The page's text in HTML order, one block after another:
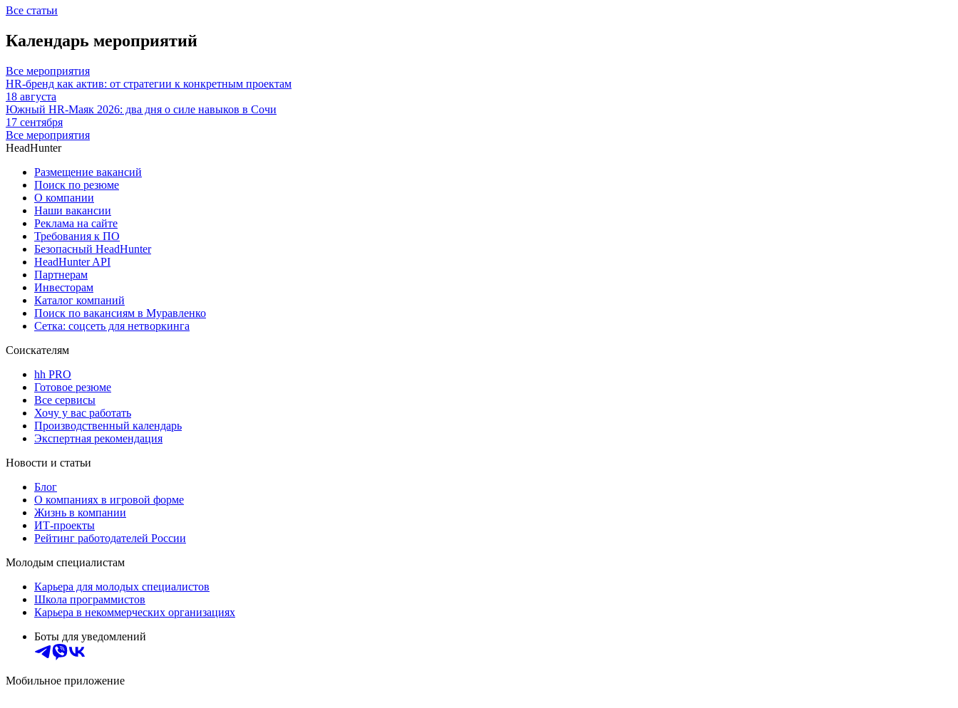
Все статьи
Календарь мероприятий
Все мероприятия
HR-бренд как актив: от стратегии к конкретным проектам
18 августа
Южный HR-Маяк 2026: два дня о силе навыков в Сочи
17 сентября
Все мероприятия
HeadHunter
Размещение вакансий
Поиск по резюме
О компании
Наши вакансии
Реклама на сайте
Требования к ПО
Безопасный HeadHunter
HeadHunter API
Партнерам
Инвесторам
Каталог компаний
Поиск по вакансиям в Муравленко
Сетка: соцсеть для нетворкинга
Соискателям
hh PRO
Готовое резюме
Все сервисы
Хочу у вас работать
Производственный календарь
Экспертная рекомендация
Новости и статьи
Блог
О компаниях в игровой форме
Жизнь в компании
ИТ-проекты
Рейтинг работодателей России
Молодым специалистам
Карьера для молодых специалистов
Школа программистов
Карьера в некоммерческих организациях
Боты для уведомлений
Мобильное приложение